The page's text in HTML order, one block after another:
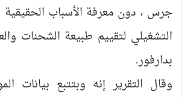
جرس ، دون معرفة الأسباب الحقيقية
التشغيلي لتقييم طبيعة الشحنات
بدارفور.
وقال التقرير إنه وبتتبع بيانات